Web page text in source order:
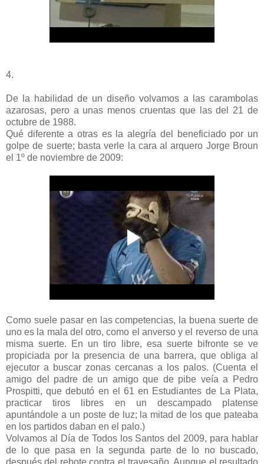
4.
De la habilidad de un diseño volvamos a las carambolas
azarosas, pero a unas menos cruentas que las del 21 de
octubre de 1988.
Qué diferente a otras es la alegría del beneficiado por un
golpe de suerte; basta verle la cara al arquero Jorge Broun
el 1º de noviembre de 2009:
Como suele pasar en las competencias, la buena suerte de
uno es la mala del otro, como el anverso y el reverso de una
misma suerte. En un tiro libre, esa suerte bifronte se ve
propiciada por la presencia de una barrera, que obliga al
ejecutor a buscar zonas cercanas a los palos. (Cuenta el
amigo del padre de un amigo que de pibe veía a Pedro
Prospitti, que debutó en el 61 en Estudiantes de La Plata,
practicar tiros libres en un descampado platense
apuntándole a un poste de luz; la mitad de los que pateaba
en los partidos daban en el palo.)
Volvamos al Día de Todos los Santos del 2009, para hablar
de lo que pasa en la segunda parte de lo no buscado,
después del rebote contra el travesaño. Aunque el resultado